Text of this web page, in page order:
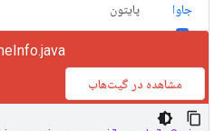
جاوا پایتون
مشاهده در گیت‌هاب